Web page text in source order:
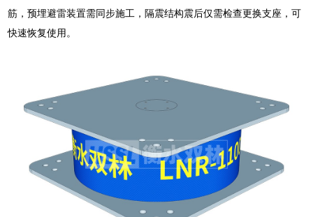
筋，预埋避雷装置需同步施工，隔震结构震后仅需检查更换支座，可
快速恢复使用。